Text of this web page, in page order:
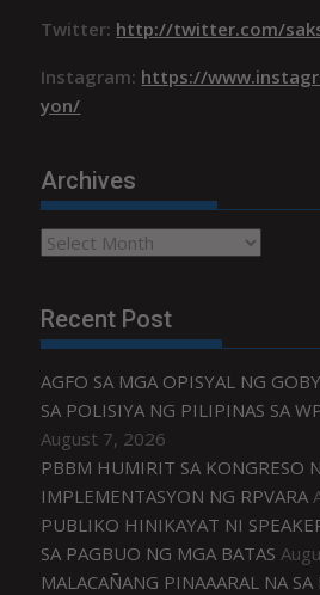
Twitter: http://twitter.com/
Instagram: https://
yon/
Archives
Archives
Recent Post
AGFO SA MGA OPISYAL NG
SA POLISIYA NG PILIPINAS SA
August 7, 2026
PBBM HUMIRIT SA KONGRESO
IMPLEMENTASYON NG RPVARA
PUBLIKO HINIKAYAT NI
SA PAGBUO NG MGA BATAS
MALACAÑANG PINAAARAL NA SA